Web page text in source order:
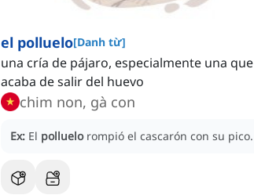
el polluelo[Danh từ]
una cría de pájaro, especialmente una que
acaba de salir del huevo
chim non, gà con
Ex: El polluelo rompió el cascarón con su pico.